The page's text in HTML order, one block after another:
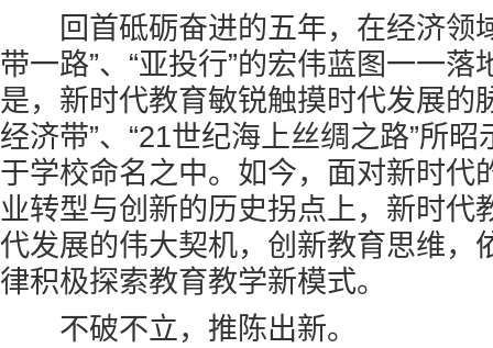
回首砥砺奋进的五年，在经济领
带一路”、“亚投行”的宏伟蓝图一一
是，新时代教育敏锐触摸时代发展的
经济带”、“21世纪海上丝绸之路”所
于学校命名之中。如今，面对新时代
业转型与创新的历史拐点上，新时代
代发展的伟大契机，创新教育思维，
律积极探索教育教学新模式。
不破不立，推陈出新。